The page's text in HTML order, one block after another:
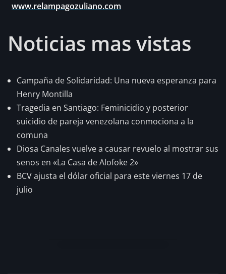
www.relampagozuliano.com
Noticias mas vistas
Campaña de Solidaridad: Una nueva esperanza para
Henry Montilla
Tragedia en Santiago: Feminicidio y posterior
suicidio de pareja venezolana conmociona a la
comuna
Diosa Canales vuelve a causar revuelo al mostrar sus
senos en «La Casa de Alofoke 2»
BCV ajusta el dólar oficial para este viernes 17 de
julio